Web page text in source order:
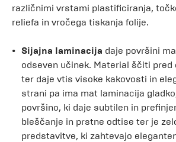
različnimi vrstami plastificiranja,
reliefa in vročega tiskanja folije.
Sijajna laminacija daje površini
odseven učinek. Material ščiti pred
ter daje vtis visoke kakovosti in
strani pa ima mat laminacija
površino, ki daje subtilen in
bleščanje in prstne odtise ter je
predstavitve, ki zahtevajo